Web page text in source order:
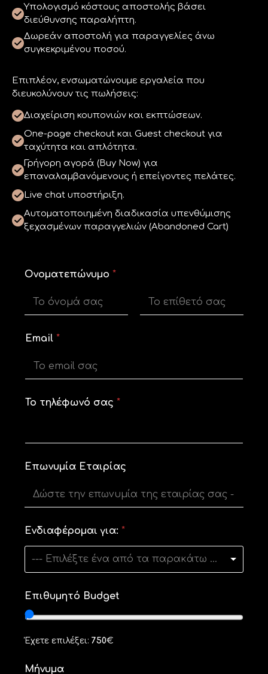
Υπολογισμό κόστους αποστολής βάσει
διεύθυνσης παραλήπτη.
Δωρεάν αποστολή για παραγγελίες άνω
συγκεκριμένου ποσού.
Επιπλέον, ενσωματώνουμε εργαλεία που
διευκολύνουν τις πωλήσεις:
Διαχείριση κουπονιών και εκπτώσεων.
One-page checkout και Guest checkout για
ταχύτητα και απλότητα.
Γρήγορη αγορά (Buy Now) για
επαναλαμβανόμενους ή επείγοντες πελάτες.
Live chat υποστήριξη.
Αυτοματοποιημένη διαδικασία υπενθύμισης
ξεχασμένων παραγγελιών (Abandoned Cart)
*
α
τ
ώ
υ
Ονοματεπώνυμο *
Email *
Το τηλέφωνό σας *
Επωνυμία Εταιρίας
Ενδιαφέρομαι για: *
--- Επιλέξτε ένα από τα παρακάτω ---
Επιθυμητό Budget
Έχετε επιλέξει: 750€
Μήνυμα